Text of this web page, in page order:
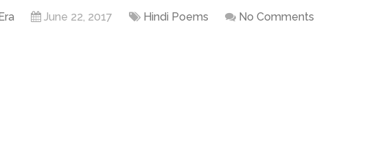
June 22, 2017 Hindi Poems No Comments